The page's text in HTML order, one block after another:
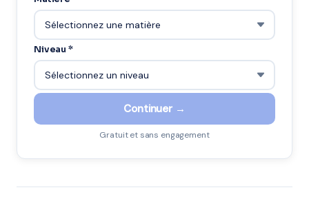
Niveau *
Continuer →
Gratuit et sans engagement